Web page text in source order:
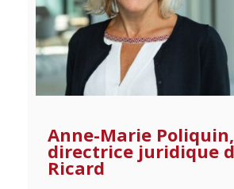
Anne-Marie
directrice juridique
Ricard